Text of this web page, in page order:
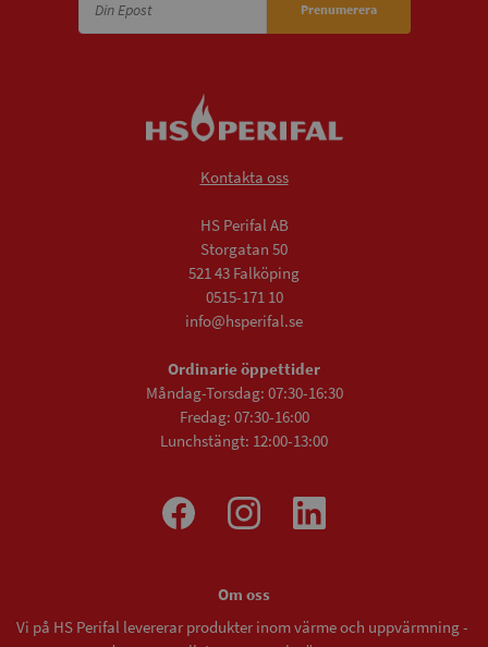
Prenumerera
Kontakta oss
HS Perifal AB
Storgatan 50
521 43 Falköping
0515-171 10
info@hsperifal.se
Ordinarie öppettider
Måndag-Torsdag: 07:30-16:30
Fredag: 07:30-16:00
Lunchstängt: 12:00-13:00
Om oss
Vi på HS Perifal levererar produkter inom värme och uppvärmning -